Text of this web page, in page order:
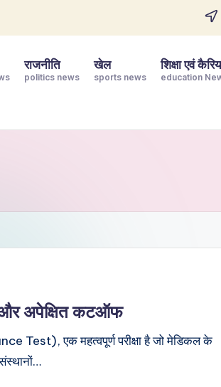
राजनीति
politics news
खेल
sports news
शिक्षा एवं
education
और अपेक्षित कटऑफ
एक महत्वपूर्ण परीक्षा है जो मेडिकल के